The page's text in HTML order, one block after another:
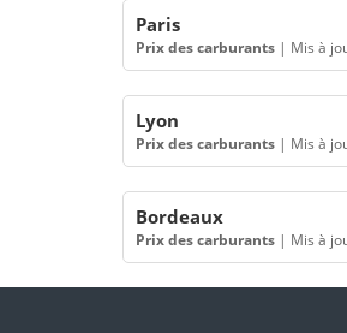
Paris
Prix des carburants | Mis à
Lyon
Prix des carburants | Mis à
Bordeaux
Prix des carburants | Mis à